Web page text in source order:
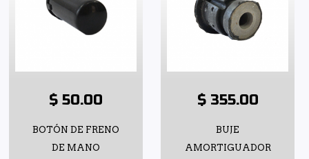
$ 50.00
BOTÓN DE FRENO
DE MANO
$ 355.00
BUJE
AMORTIGUADOR